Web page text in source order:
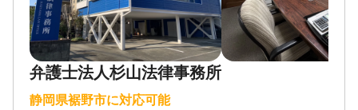
弁護士法人杉山法律事務所
静岡県裾野市に対応可能